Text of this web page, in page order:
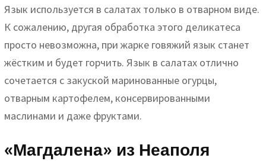
Язык используется в салатах только в отварном виде.
К сожалению, другая обработка этого деликатеса
просто невозможна, при жарке говяжий язык станет
жёстким и будет горчить. Язык в салатах отлично
сочетается с закуской маринованные огурцы,
отварным картофелем, консервированными
маслинами и даже фруктами.
«Магдалена» из Неаполя